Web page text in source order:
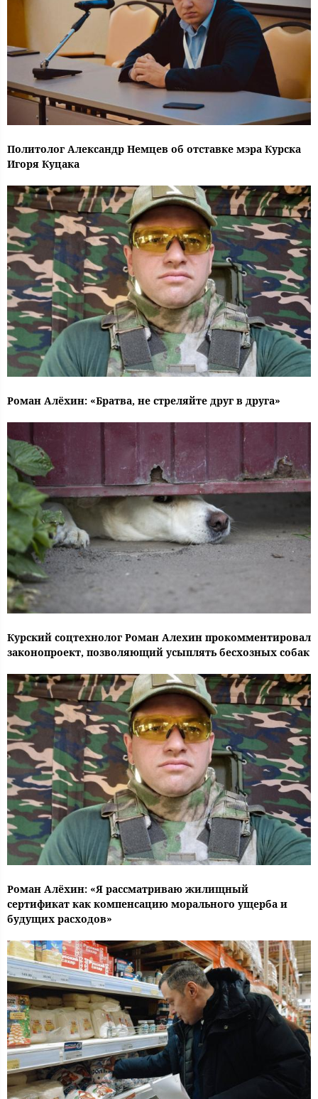
Политолог Александр Немцев об отставке мэра Курска
Игоря Куцака
Роман Алёхин: «Братва, не стреляйте друг в друга»
Курский соцтехнолог Роман Алехин прокомментировал
законопроект, позволяющий усыплять бесхозных собак
Роман Алёхин: «Я рассматриваю жилищный
сертификат как компенсацию морального ущерба и
будущих расходов»